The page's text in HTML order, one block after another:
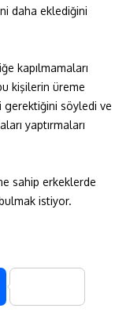
daha eklediğini
kapılmamaları
kişilerin üreme
gerektiğini söyledi ve
yaptırmaları
sahip erkeklerde
istiyor.
S